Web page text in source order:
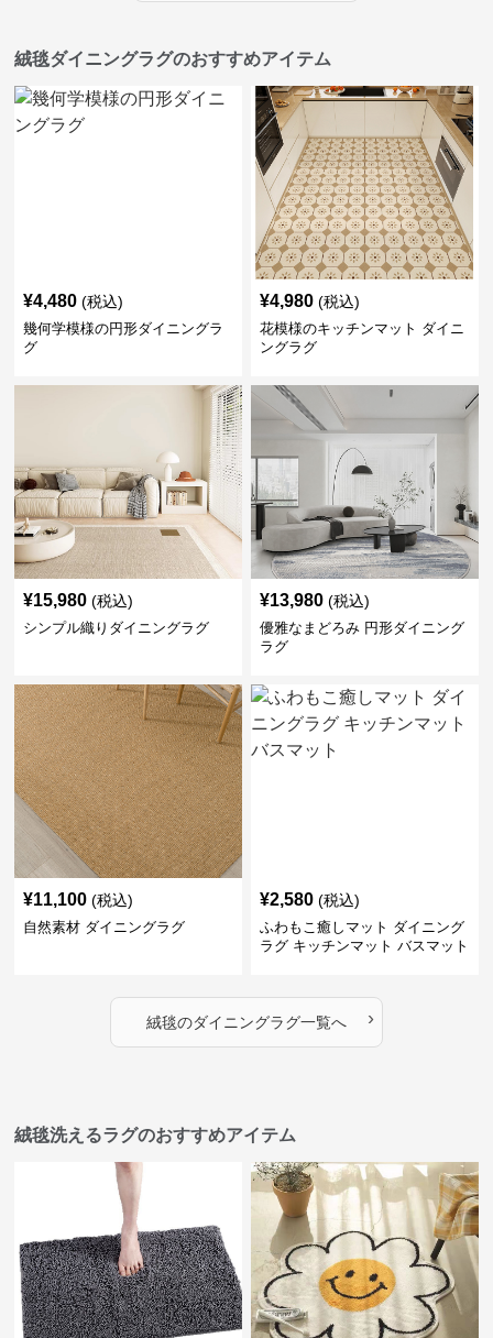
絨毯ダイニングラグのおすすめアイテム
¥4,480 (税込)
幾何学模様の円形ダイニングラ
グ
¥4,980 (税込)
花模様のキッチンマット ダイニ
ングラグ
¥15,980 (税込)
シンプル織りダイニングラグ
¥13,980 (税込)
優雅なまどろみ 円形ダイニング
ラグ
¥11,100 (税込)
自然素材 ダイニングラグ
¥2,580 (税込)
ふわもこ癒しマット ダイニング
ラグ キッチンマット バスマット
絨毯のダイニングラグ一覧へ ›
絨毯洗えるラグのおすすめアイテム